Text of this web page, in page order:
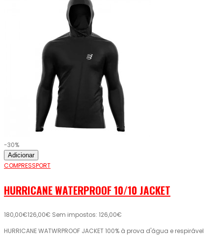
-30%
Adicionar
COMPRESSPORT
HURRICANE WATERPROOF 10/10 JACKET
180,00€126,00€ Sem impostos: 126,00€
HURRICANE WATWRPROOF JACKET 100% à prova d'água e respirável